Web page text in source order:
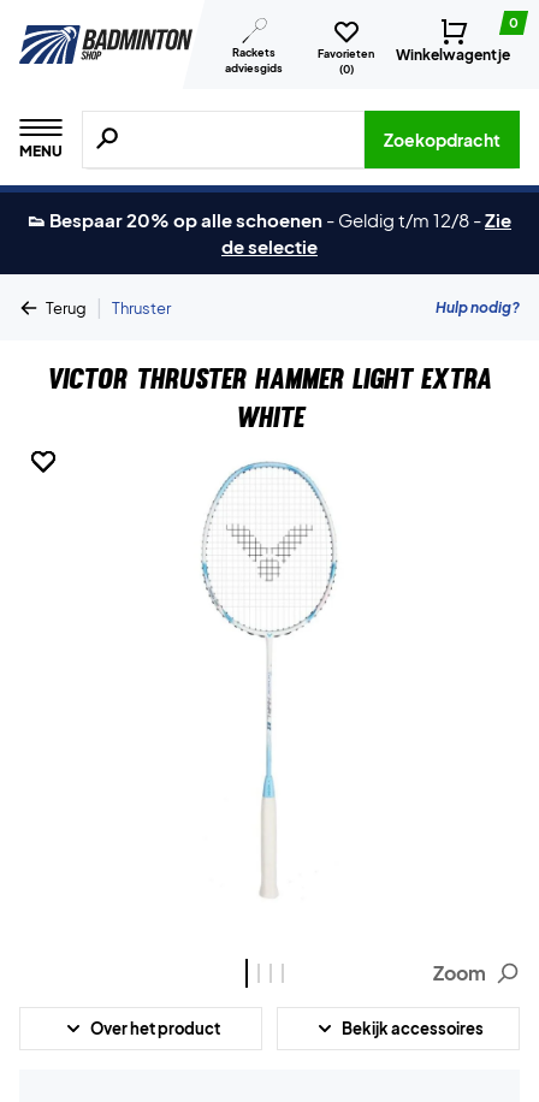
Rackets
adviesgids
Favorieten
(0)
0
Winkelwagentje
MENU
Zoeken naar producten, merken etc.
Zoekopdracht
👟 Bespaar 20% op alle schoenen - Geldig t/m 12/8 -Zie
de selectie
Terug | Thruster Hulp nodig?
Victor Thruster Hammer Light Extra
White
Zoom
Over het product Bekijk accessoires